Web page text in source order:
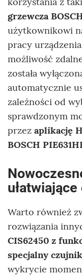
grzewcza
użytkownikowi
pracy
możliwość
została
automatycznie
zależności od
sprawdzonym
przez aplikację
BOSCH
Warto również
rozwiązania
CIS62450 z
specjalny
wykrycie